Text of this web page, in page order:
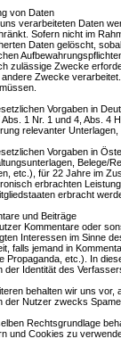
von Daten
verarbeiteten Daten
Sofern nicht im
Daten gelöscht,
zulässige Zwecke
Zwecke
Vorgaben in
Abs. 1 Nr. 1 und 4, Abs. 4
relevanter
Vorgaben in
Belege/
etc.), für 22 Jahre im
erbrachten
erbracht
und Beiträge
Kommentare oder
Interessen im Sinne
falls jemand in
Propaganda, etc.). In
der Identität des
behalten wir uns vor,
der Nutzer zwecks
Rechtsgrundlage
und Cookies zu